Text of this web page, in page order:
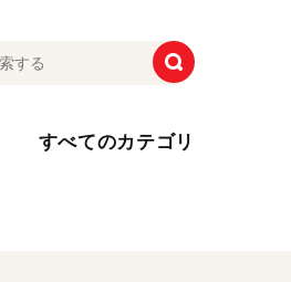
すべてのカテゴリ